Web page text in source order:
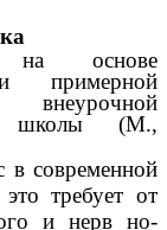
на основе
примерной
школы (М.,
требует от
и нерв но-